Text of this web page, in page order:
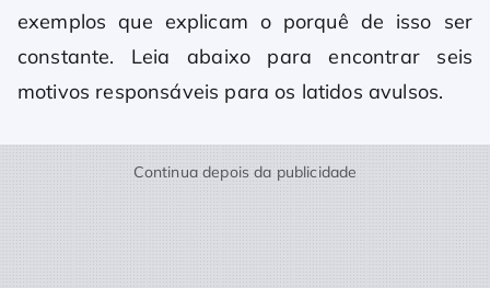
exemplos que explicam o porquê de isso ser
constante. Leia abaixo para encontrar seis
motivos responsáveis para os latidos avulsos.
Continua depois da publicidade